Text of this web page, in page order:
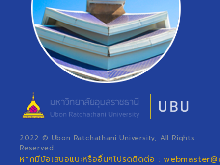
2022 © Ubon Ratchathani University, All Rights
Reserved.
หากมีข้อเสนอแนะหรืออื่นๆโปรดติดต่อ :